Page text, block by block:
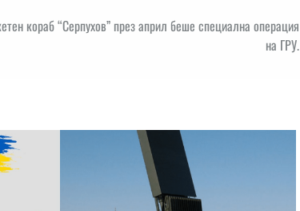
кораб “Серпухов” през април беше специална операция
на ГРУ.